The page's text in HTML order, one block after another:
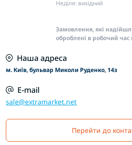
Неділя: вихідний
Замовлення, які
оброблені в робочий
Наша адреса
м. Київ, бульвар Миколи Руденко, 14з
E-mail
sale@extramarket.net
Перейти до